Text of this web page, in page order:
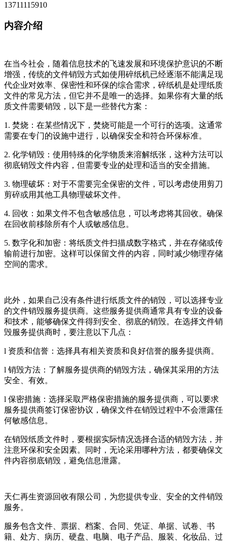
13711115910
内容介绍
在当今社会，随着信息技术的飞速发展和环境保护意识的不断
增强，传统的文件销毁方式如使用碎纸机已经逐渐不能满足现
代企业对效率、保密性和环保的综合需求，碎纸机是处理纸质
文件的常见方法，但它并不是唯一的选择。如果你有大量的纸
质文件需要销毁，以下是一些替代方案：
1. 焚烧：在某些情况下，焚烧可能是一个可行的选项。这通常
需要在专门的设施中进行，以确保安全和符合环保标准。
2. 化学销毁：使用特殊的化学物质来溶解纸张，这种方法可以
彻底销毁文件内容，但需要专业的处理和适当的安全措施。
3. 物理破坏：对于不需要完全保密的文件，可以考虑使用剪刀
剪碎或用其他工具物理破坏文件。
4. 回收：如果文件不包含敏感信息，可以考虑将其回收。确保
在回收前移除所有个人或敏感信息。
5. 数字化和加密：将纸质文件扫描成数字格式，并在存储或传
输前进行加密。这样可以保留文件的内容，同时减少物理存储
空间的需求。
此外，如果自己没有条件进行纸质文件的销毁，可以选择专业
的文件销毁服务提供商。这些服务提供商通常具有专业的设备
和技术，能够确保文件得到安全、彻底的销毁。在选择文件销
毁服务提供商时，要注意以下几点：
l 资质和信誉：选择具有相关资质和良好信誉的服务提供商。
l 销毁方法：了解服务提供商的销毁方法，确保其采用的方法
安全、有效。
l 保密措施：选择采取严格保密措施的服务提供商，可以要求
服务提供商签订保密协议，确保文件在销毁过程中不会泄露任
何敏感信息。
在销毁纸质文件时，要根据实际情况选择合适的销毁方法，并
注意环保和安全因素。同时，无论采用哪种方法，都要确保文
件内容彻底销毁，避免信息泄露。
天仁再生资源回收有限公司，为您提供专业、安全的文件销毁
服务。
服务包含文件、票据、档案、合同、凭证、单据、试卷、书
籍、处方、病历、硬盘、电脑、电子产品、服装、化妆品、过